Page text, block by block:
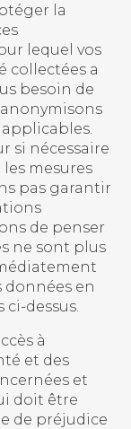
la
lequel vos
collectées a
besoin de
si nécessaire
mesures
pas garantir
de penser
ne sont plus
en
dessus.
à
et des
et
doit être
de préjudice